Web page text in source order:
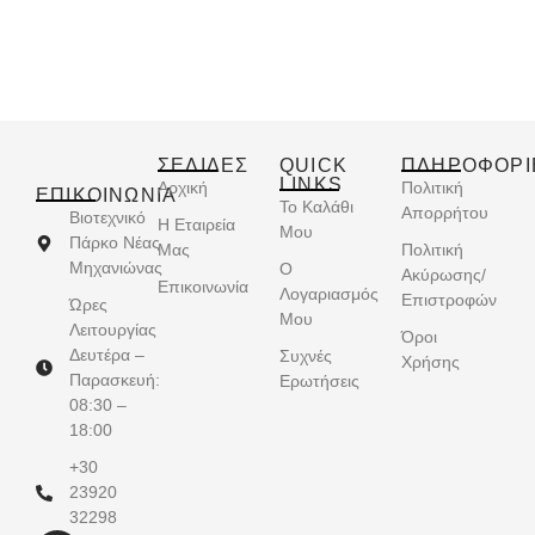
ΕΠΙΚΟΙΝΩΝΊΑ
Βιοτεχνικό
Πάρκο Νέας
Μηχανιώνας
Ώρες
Λειτουργίας
Δευτέρα –
Παρασκευή:
08:30 –
18:00
+30
23920
32298
ΣΕΛΙΔΕΣ
Αρχική
Η Εταιρεία
Μας
Επικοινωνία
QUICK
LINKS
Το Καλάθι
Μου
Ο
Λογαριασμός
Μου
Συχνές
Ερωτήσεις
Πολιτική
Απορρήτου
Πολιτική
Ακύρωσης/
Επιστροφών
Όροι
Χρήσης